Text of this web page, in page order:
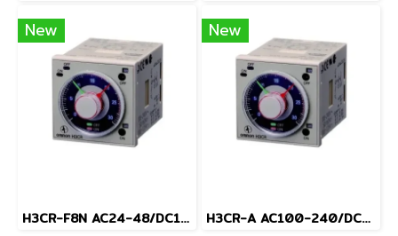
New
H3CR-F8N AC24-48/DC12-48
New
H3CR-A AC100-240/DC100-125